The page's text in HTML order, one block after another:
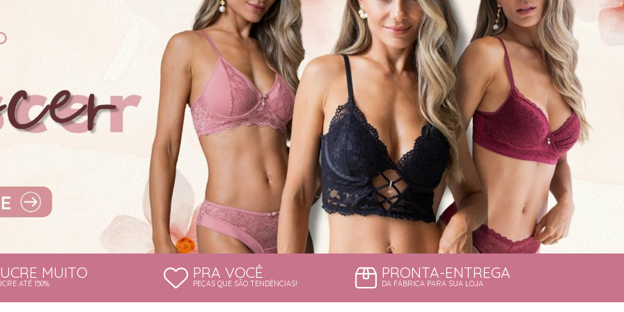
MUITO
ATÉ 150%
PRA VOCÊ
PEÇAS QUE SÃO TENDÊNCIAS!
PRONTA-ENTREGA
DA FÁBRICA PARA SUA LOJA